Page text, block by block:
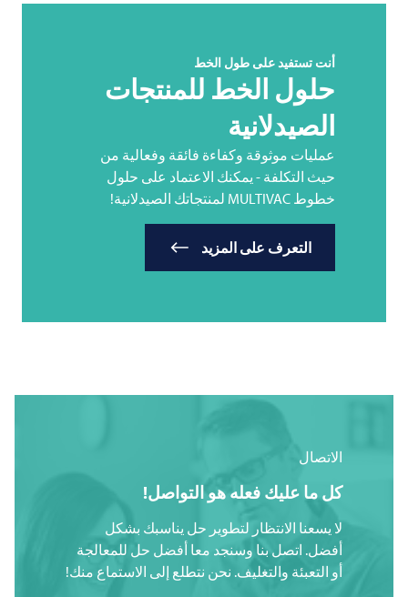
أنت تستفيد على طول الخط
حلول الخط للمنتجات
الصيدلانية
عمليات موثوقة وكفاءة فائقة وفعالية من
حيث التكلفة - يمكنك الاعتماد على حلول
خطوط MULTIVAC لمنتجاتك الصيدلانية!
التعرف على المزيد
الاتصال
كل ما عليك فعله هو التواصل!
لا يسعنا الانتظار لتطوير حل يناسبك بشكل
أفضل. اتصل بنا وسنجد معا أفضل حل للمعالجة
أو التعبئة والتغليف. نحن نتطلع إلى الاستماع منك!